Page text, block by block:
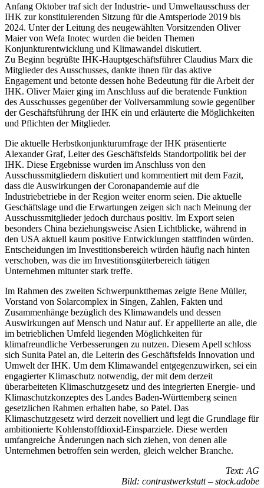
Anfang Oktober traf sich der Industrie- und Umweltausschuss der
IHK zur konstituierenden Sitzung für die Amtsperiode 2019 bis
2024. Unter der Leitung des neugewählten Vorsitzenden Oliver
Maier von Wefa Inotec wurden die beiden Themen
Konjunkturentwicklung und Klimawandel diskutiert.
Zu Beginn begrüßte IHK-Hauptgeschäftsführer Claudius Marx die
Mitglieder des Ausschusses, dankte ihnen für das aktive
Engagement und betonte dessen hohe Bedeutung für die Arbeit der
IHK. Oliver Maier ging im Anschluss auf die beratende Funktion
des Ausschusses gegenüber der Vollversammlung sowie gegenüber
der Geschäftsführung der IHK ein und erläuterte die Möglichkeiten
und Pflichten der Mitglieder.
Die aktuelle Herbstkonjunkturumfrage der IHK präsentierte
Alexander Graf, Leiter des Geschäftsfelds Standortpolitik bei der
IHK. Diese Ergebnisse wurden im Anschluss von den
Ausschussmitgliedern diskutiert und kommentiert mit dem Fazit,
dass die Auswirkungen der Coronapandemie auf die
Industriebetriebe in der Region weiter enorm seien. Die aktuelle
Geschäftslage und die Erwartungen zeigen sich nach Meinung der
Ausschussmitglieder jedoch durchaus positiv. Im Export seien
besonders China beziehungsweise Asien Lichtblicke, während in
den USA aktuell kaum positive Entwicklungen stattfinden würden.
Entscheidungen im Investitionsbereich würden häufig nach hinten
verschoben, was die im Investitionsgüterbereich tätigen
Unternehmen mitunter stark treffe.
Im Rahmen des zweiten Schwerpunktthemas zeigte Bene Müller,
Vorstand von Solarcomplex in Singen, Zahlen, Fakten und
Zusammenhänge bezüglich des Klimawandels und dessen
Auswirkungen auf Mensch und Natur auf. Er appellierte an alle, die
im betrieblichen Umfeld liegenden Möglichkeiten für
klimafreundliche Verbesserungen zu nutzen. Diesem Apell schloss
sich Sunita Patel an, die Leiterin des Geschäftsfelds Innovation und
Umwelt der IHK. Um dem Klimawandel entgegenzuwirken, sei ein
engagierter Klimaschutz notwendig, der mit dem derzeit
überarbeiteten Klimaschutzgesetz und des integrierten Energie- und
Klimaschutzkonzeptes des Landes Baden-Württemberg seinen
gesetzlichen Rahmen erhalten habe, so Patel. Das
Klimaschutzgesetz wird derzeit novelliert und legt die Grundlage für
ambitionierte Kohlenstoffdioxid-Einsparziele. Diese werden
umfangreiche Änderungen nach sich ziehen, von denen alle
Unternehmen betroffen sein werden, gleich welcher Branche.
Text: AG
Bild: contrastwerkstatt – stock.adobe